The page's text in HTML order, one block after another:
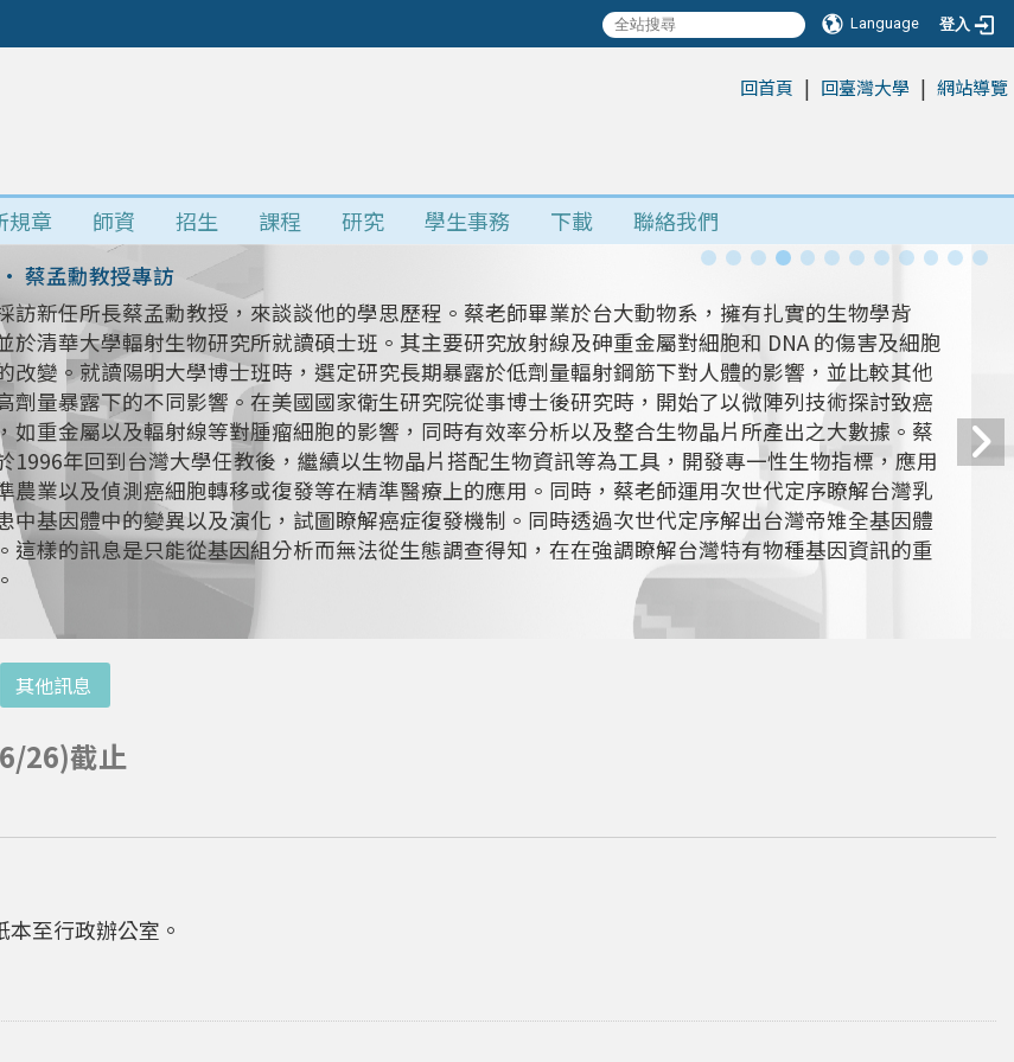
Language 登入
回首頁 | 回臺灣大學 | 網站導覽
規章 師資 招生 課程 研究 學生事務 下載 聯絡我們
蔡孟勳教授專訪
訪新任所長蔡孟勳教授，來談談他的學思歷程。蔡老師畢業於台大動物系，擁有扎實的生物學背
於清華大學輻射生物研究所就讀碩士班。其主要研究放射線及砷重金屬對細胞和 DNA 的傷害及細胞
改變。就讀陽明大學博士班時，選定研究長期暴露於低劑量輻射鋼筋下對人體的影響，並比較其他
劑量暴露下的不同影響。在美國國家衛生研究院從事博士後研究時，開始了以微陣列技術探討致癌
如重金屬以及輻射線等對腫瘤細胞的影響，同時有效率分析以及整合生物晶片所產出之大數據。蔡
1996年回到台灣大學任教後，繼續以生物晶片搭配生物資訊等為工具，開發專一性生物指標，應用
農業以及偵測癌細胞轉移或復發等在精準醫療上的應用。同時，蔡老師運用次世代定序瞭解台灣乳
中基因體中的變異以及演化，試圖瞭解癌症復發機制。同時透過次世代定序解出台灣帝雉全基因體
這樣的訊息是只能從基因組分析而無法從生態調查得知，在在強調瞭解台灣特有物種基因資訊的重
其他訊息
26)截止
至行政辦公室。